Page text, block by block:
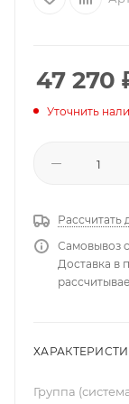
47 270
Уточнить
Рассчитать
Самовывоз
Доставка в
Группа